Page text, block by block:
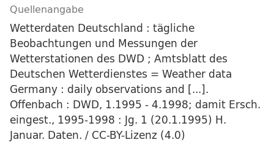
Quellenangabe
Wetterdaten Deutschland : tägliche
Beobachtungen und Messungen der
Wetterstationen des DWD ; Amtsblatt des
Deutschen Wetterdienstes = Weather data
Germany : daily observations and [...].
Offenbach : DWD, 1.1995 - 4.1998; damit Ersch.
eingest., 1995-1998 : Jg. 1 (20.1.1995) H.
Januar. Daten. / CC-BY-Lizenz (4.0)